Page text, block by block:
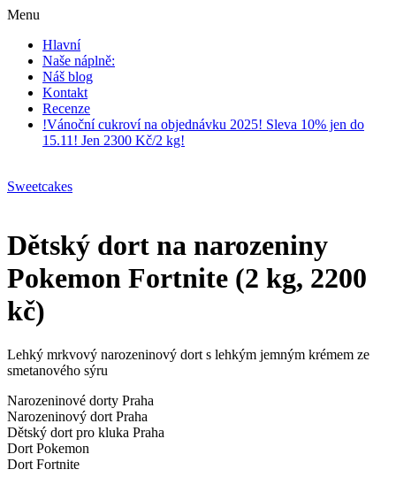
Menu
Hlavní
Naše náplně:
Náš blog
Kontakt
Recenze
!Vánoční cukroví na objednávku 2025! Sleva 10% jen do
15.11! Jen 2300 Kč/2 kg!
Sweetcakes
Dětský dort na narozeniny
Pokemon Fortnite (2 kg, 2200
kč)
Lehký mrkvový narozeninový dort s lehkým jemným krémem ze
smetanového sýru
Narozeninové dorty Praha
Narozeninový dort Praha
Dětský dort pro kluka Praha
Dort Pokemon
Dort Fortnite